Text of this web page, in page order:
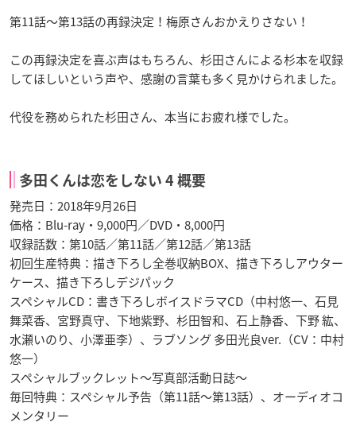
第11話〜第13話の再録決定！梅原さんおかえりさない！
この再録決定を喜ぶ声はもちろん、杉田さんによる杉本を収録
してほしいという声や、感謝の言葉も多く見かけられました。
代役を務められた杉田さん、本当にお疲れ様でした。
多田くんは恋をしない 4 概要
発売日：2018年9月26日
価格：Blu-ray・9,000円／DVD・8,000円
収録話数：第10話／第11話／第12話／第13話
初回生産特典：描き下ろし全巻収納BOX、描き下ろしアウター
ケース、描き下ろしデジパック
スペシャルCD：書き下ろしボイスドラマCD（中村悠一、石見
舞菜香、宮野真守、下地紫野、杉田智和、石上静香、下野 紘、
水瀬いのり、小澤亜李）、ラブソング 多田光良ver.（CV：中村
悠一）
スペシャルブックレット〜写真部活動日誌〜
毎回特典：スペシャル予告（第11話～第13話）、オーディオコ
メンタリー